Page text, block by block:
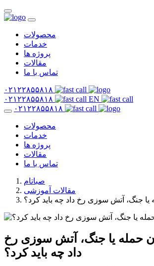
محصولات
خدمات
پروژه ها
مقالات
تماس با ما
۰۲۱۲۲۸۵۵۸۱۸
۰۲۱۲۲۸۵۵۸۱۸
EN
۰۲۱۲۲۸۵۵۸۱۸
محصولات
خدمات
پروژه ها
مقالات
تماس با ما
صباتام
مقالات آموزشی
یا جنگ، آتش سوزی رخ داد چه باید کرد؟
حمله یا جنگ، آتش سوزی رخ
داد چه باید کرد؟